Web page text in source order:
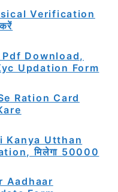
Verification
Pdf Download,
Updation Form
Ration Card
Kanya Utthan
मिलेगा 50000
Aadhaar